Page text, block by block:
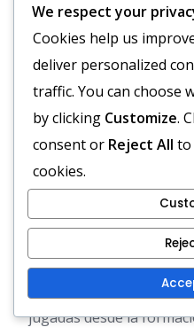
Ejercicio
Ejercicio de
Entrega
5
Ejercicio de
Sincronización
de Pase
5
Estrategias
para la
La comunicación
jugadas desde la
We respect your
Cookies help us
deliver personalized
traffic. You can choose
by clicking Customize.
consent or Reject All to
cookies.